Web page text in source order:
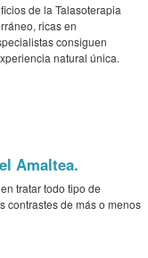
de la Talasoterapia
ricas en
consiguen
natural única.
Amaltea.
tratar todo tipo de
contrastes de más o menos